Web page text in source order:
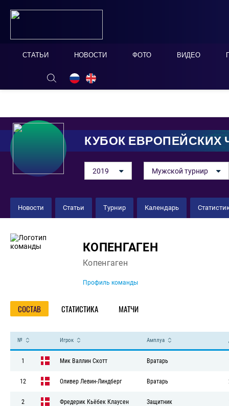
СТАТЬИ НОВОСТИ ФОТО ВИДЕО
ОНЛАЙН ТАБЛО СКРЫТЬ
КУБОК
2019 Мужской турнир
Новости Статьи Турнир Календарь
Команда
КОПЕНГАГЕН
Копенгаген
Профиль команды
СОСТАВ СТАТИСТИКА МАТЧИ
№ Игрок Амплуа
1 Мик Валлин Скотт Вратарь
12 Оливер Левин-Линдберг Вратарь
2 Фредерик Кьёбек Клаусен Защитник